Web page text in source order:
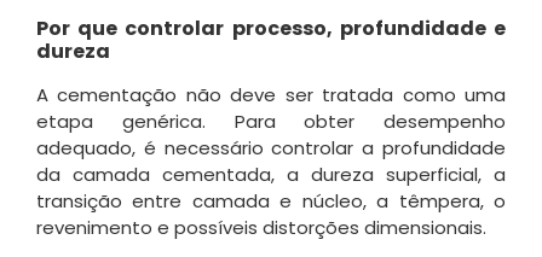
Por que controlar processo, profundidade e
dureza
A cementação não deve ser tratada como uma
etapa genérica. Para obter desempenho
adequado, é necessário controlar a profundidade
da camada cementada, a dureza superficial, a
transição entre camada e núcleo, a têmpera, o
revenimento e possíveis distorções dimensionais.